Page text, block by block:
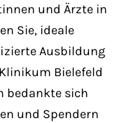
und Ärzte in
Sie, ideale
Ausbildung
Bielefeld
bedankte sich
und Spendern